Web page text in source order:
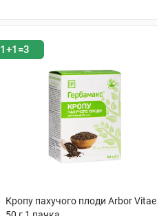
1+1=3
Кропу пахучого плоди Arbor Vitae